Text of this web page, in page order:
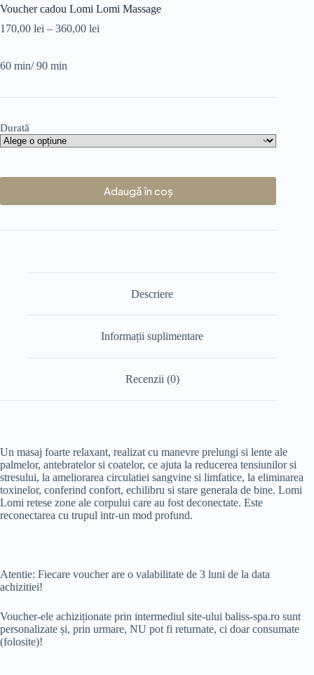
Voucher cadou Lomi Lomi Massage
170,00 lei – 360,00 lei
60 min/ 90 min
Durată
Adaugă în coș
Descriere
Informații suplimentare
Recenzii (0)
Un masaj foarte relaxant, realizat cu manevre prelungi si lente ale
palmelor, antebratelor si coatelor, ce ajuta la reducerea tensiunilor si
stresului, la ameliorarea circulatiei sangvine si limfatice, la eliminarea
toxinelor, conferind confort, echilibru si stare generala de bine. Lomi
Lomi retese zone ale corpului care au fost deconectate. Este
reconectarea cu trupul intr-un mod profund.
Atentie: Fiecare voucher are o valabilitate de 3 luni de la data
achizitiei!
Voucher-ele achiziționate prin intermediul site-ului baliss-spa.ro sunt
personalizate și, prin urmare, NU pot fi returnate, ci doar consumate
(folosite)!